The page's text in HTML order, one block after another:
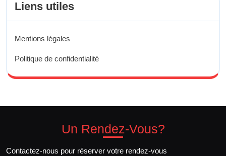
Liens utiles
Mentions légales
Politique de confidentialité
Un Rendez-Vous?
Contactez-nous pour réserver votre rendez-vous